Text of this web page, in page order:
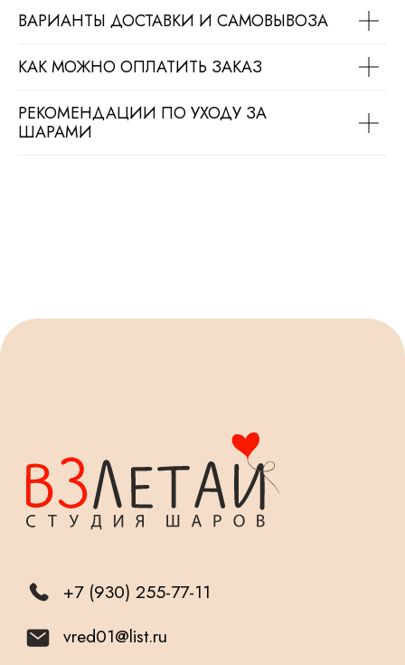
ВАРИАНТЫ ДОСТАВКИ И САМОВЫВОЗА
КАК МОЖНО ОПЛАТИТЬ ЗАКАЗ
РЕКОМЕНДАЦИИ ПО УХОДУ ЗА
ШАРАМИ
Продвижение сайта
Разработка сайта